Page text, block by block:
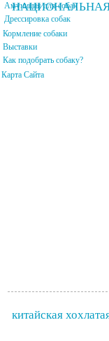
Амуниция для собак
Дрессировка собак
Кормление собаки
Выставки
Как подобрать собаку?
Карта Сайта
китайская